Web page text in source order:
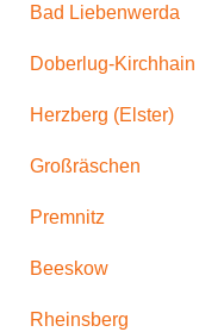
Bad Liebenwerda
Doberlug-Kirchhain
Herzberg (Elster)
Großräschen
Premnitz
Beeskow
Rheinsberg